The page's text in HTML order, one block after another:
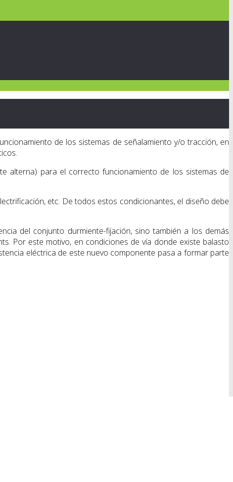
de los sistemas de señalamiento y/o tracción, en
alterna) para el correcto funcionamiento de los sistemas de
etc. De todos estos condicionantes, el diseño debe
del conjunto durmiente-fijación, sino también a los demás
Por este motivo, en condiciones de vía donde existe balasto
eléctrica de este nuevo componente pasa a formar parte